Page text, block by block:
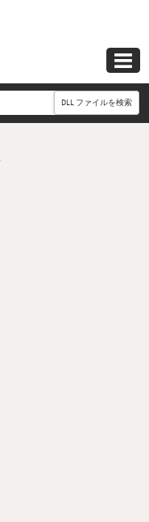

DLL ファイルを検索